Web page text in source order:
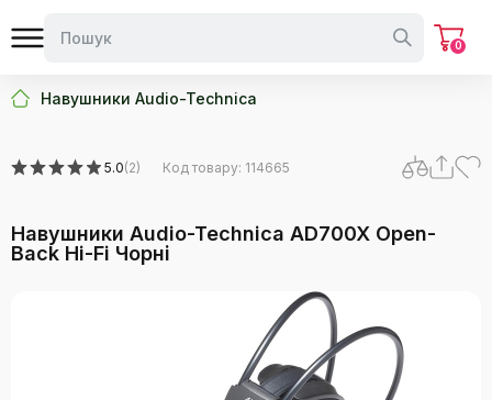
0
Навушники Audio-Technica
5.0(2) Код товару: 114665
Навушники Audio-Technica AD700X Open-
Back Hi-Fi Чорні